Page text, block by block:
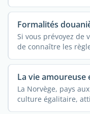
Formalités
Si vous prévoyez de
de connaître les
La vie amoureuse
La Norvège, pays
culture égalitaire,